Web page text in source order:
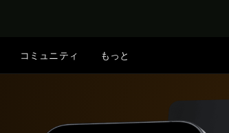
コミュニティ もっと